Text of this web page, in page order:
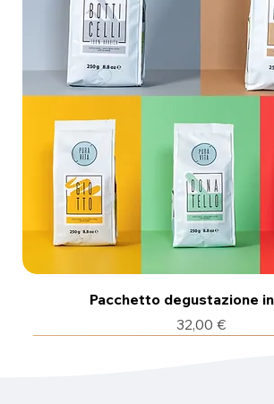
Pacchetto degustazione
Prezzo
32,00 €